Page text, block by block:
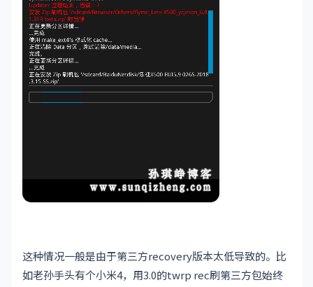
这种情况一般是由于第三方recovery版本太低导致的。比
如老孙手头有个小米4，用3.0的twrp rec刷第三方包始终